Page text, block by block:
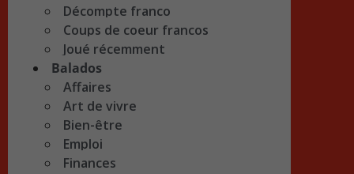
Décompte franco
Coups de coeur francos
Joué récemment
Balados
Affaires
Art de vivre
Bien-être
Emploi
Finances